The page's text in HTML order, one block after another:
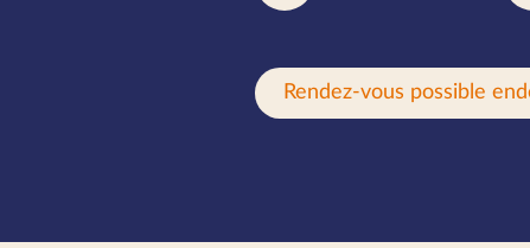
Rendez-vous possible